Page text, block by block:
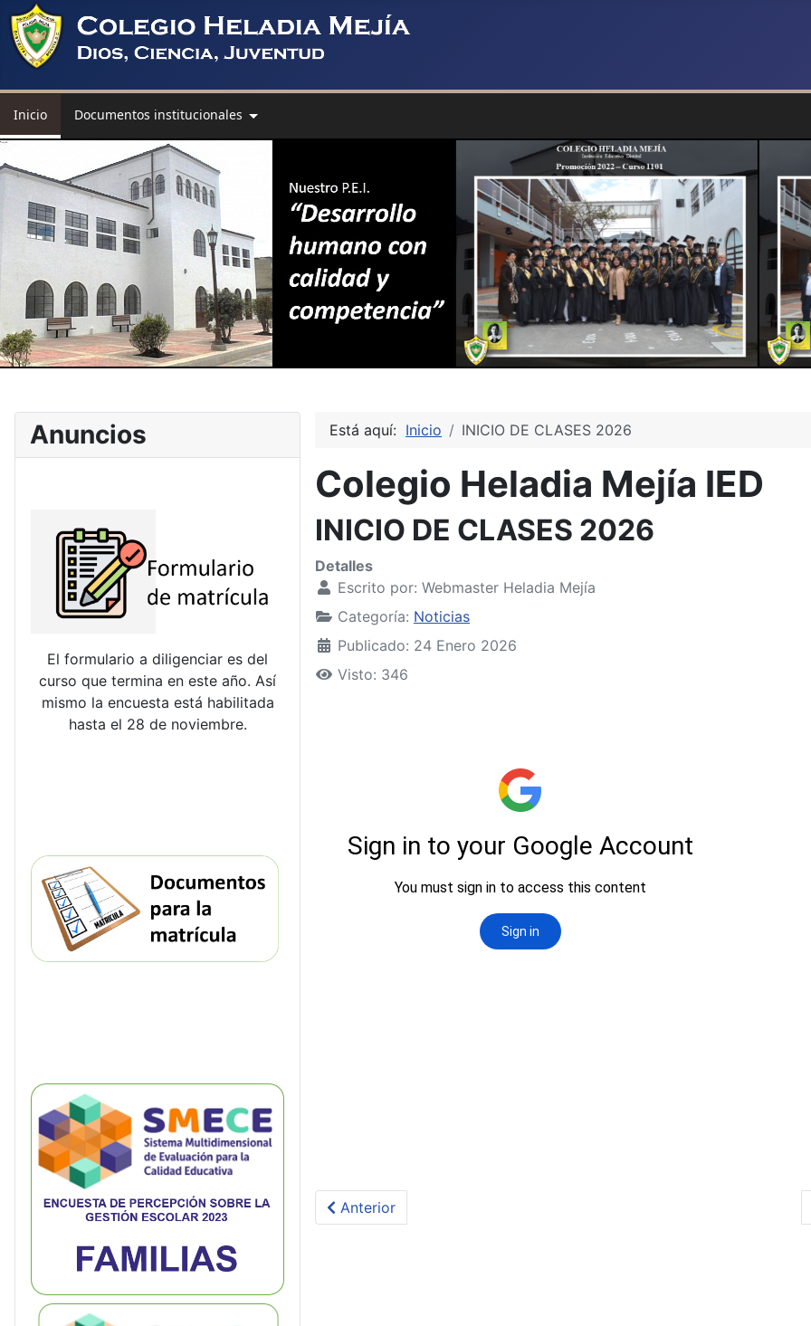
Inicio Documentos institucionales
Anuncios
El formulario a diligenciar es del
curso que termina en este año. Así
mismo la encuesta está habilitada
hasta el 28 de noviembre.
Está aquí: Inicio INICIO DE CLASES 2026
Colegio Heladia Mejía IED
INICIO DE CLASES 2026
Detalles
Escrito por: Webmaster Heladia Mejía
Categoría: Noticias
Publicado: 24 Enero 2026
Visto: 346
Artículo anterior: GOBIERNO ESCOLAR 2026
Anterior